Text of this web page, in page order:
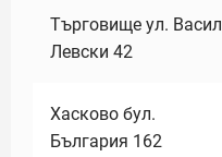
Търговище ул. Васил
Левски 42
Хасково бул.
България 162